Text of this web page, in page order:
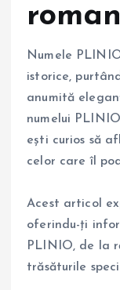
Numele
istorice,
anumită
numelui
ești curios să
celor care îl
Acest articol
oferindu-ți
PLINIO, de la
trăsăturile